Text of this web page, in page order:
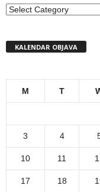
MENI
KALENDAR OBJAVA
M T
3 4
10 11
17 18